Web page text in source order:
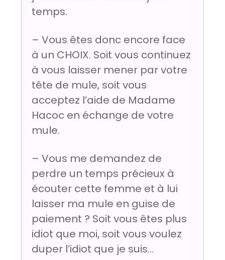
temps.
– Vous êtes donc encore face
à un CHOIX. Soit vous continuez
à vous laisser mener par votre
tête de mule, soit vous
acceptez l’aide de Madame
Hacoc en échange de votre
mule.
– Vous me demandez de
perdre un temps précieux à
écouter cette femme et à lui
laisser ma mule en guise de
paiement ? Soit vous êtes plus
idiot que moi, soit vous voulez
duper l’idiot que je suis…